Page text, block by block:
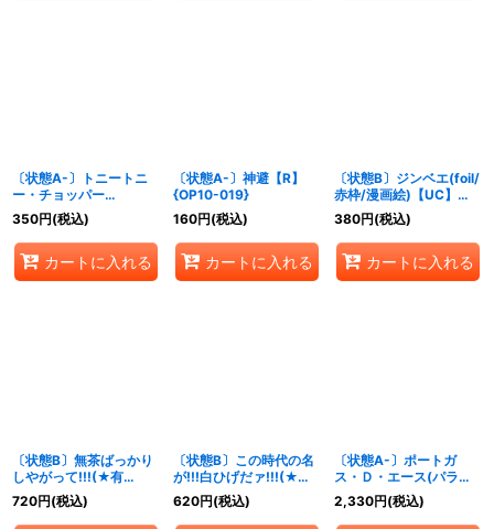
〔状態A-〕トニートニ
ー・チョッパー
(illust:sowsow)【P】
{P-101}
350円(税込)
カートに入れる
〔状態A-〕神避【R】
{OP10-019}
160円(税込)
カートに入れる
〔状態B〕ジンベエ(foil/
赤枠/漫画絵)【UC】
{OP01-014}
380円(税込)
カートに入れる
〔状態B〕無茶ばっかり
しやがって!!!(★有
り/foil)【C/P】{ST30-
017}
720円(税込)
〔状態B〕この時代の名
が!!!白ひげだァ!!!(★有
り/foil)【C/P】{ST30-
015}
620円(税込)
〔状態A-〕ポートガ
ス・Ｄ・エース(パラレ
ル/フルアート)
【SR/P】{ST30-007}
2,330円(税込)